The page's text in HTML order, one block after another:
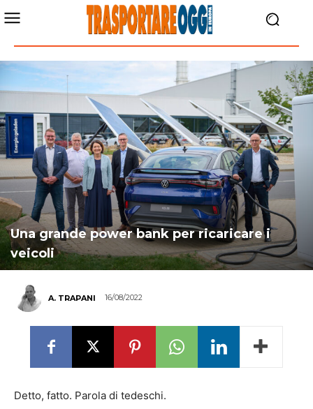
Una grande power bank per ricaricare i
veicoli
A. TRAPANI 16/08/2022
Detto, fatto. Parola di tedeschi.